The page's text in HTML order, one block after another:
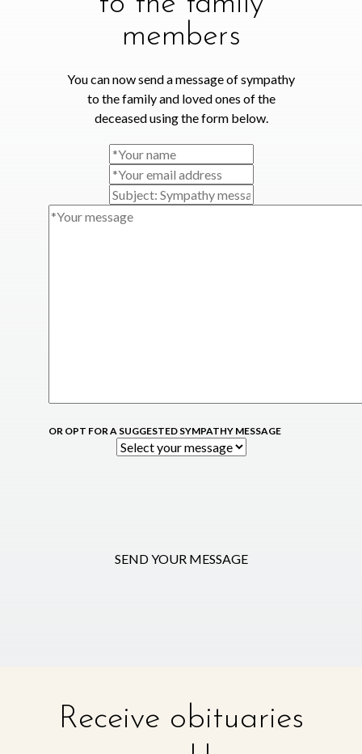
members
You can now send a message of sympathy
to the family and loved ones of the
deceased using the form below.
OR OPT FOR A SUGGESTED SYMPATHY MESSAGE
SEND YOUR MESSAGE
Receive obituaries